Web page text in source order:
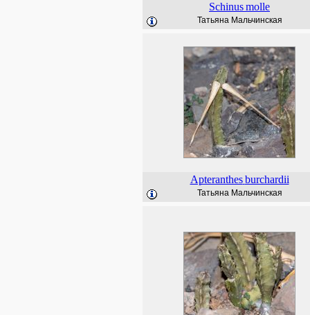
Schinusmolle
Татьяна Мальчинская
Apteranthes burchardii
Татьяна Мальчинская